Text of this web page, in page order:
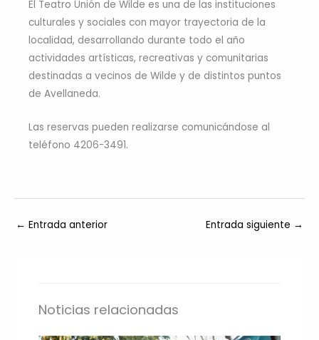
El Teatro Unión de Wilde es una de las instituciones
culturales y sociales con mayor trayectoria de la
localidad, desarrollando durante todo el año
actividades artísticas, recreativas y comunitarias
destinadas a vecinos de Wilde y de distintos puntos
de Avellaneda.
Las reservas pueden realizarse comunicándose al
teléfono 4206-3491.
← Entrada anterior Entrada siguiente →
Noticias relacionadas